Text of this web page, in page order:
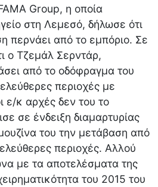
Group, η οποία
στη Λεμεσό, δήλωσε ότι
περνάει από το εμπόριο. Σε
ο Τζεμάλ Σερντάρ,
από το οδόφραγμα του
περιοχές με
ε/κ αρχές δεν του το
σε ένδειξη διαμαρτυρίας
του την μετάβαση από
περιοχές. Αλλού
με τα αποτελέσματα της
του 2015 του